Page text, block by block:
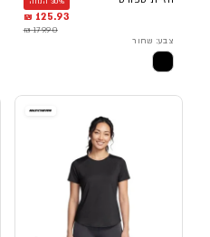
125.93 ₪
179.90 ₪
צבע: שחור